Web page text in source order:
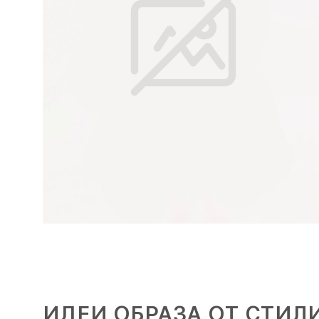
ИДЕИ ОБРАЗА ОТ